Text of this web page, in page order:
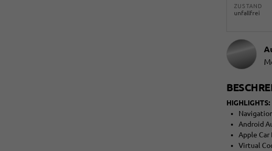
ZUSTAND
unfallfrei
HIGHLIGHTS:
Android
Apple Car
Virtual